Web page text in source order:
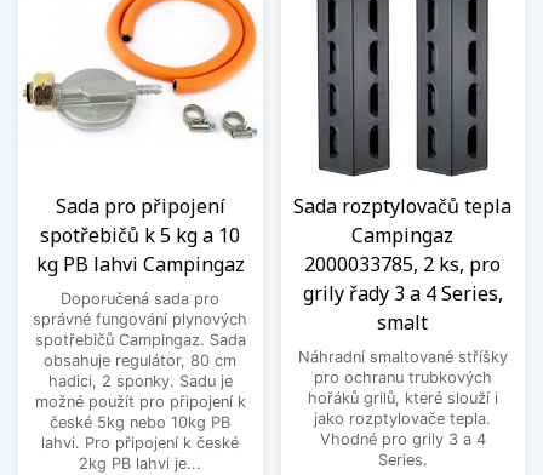
Sada pro připojení
spotřebičů k 5 kg a 10
kg PB lahvi Campingaz
Doporučená sada pro
správné fungování plynových
spotřebičů Campingaz. Sada
obsahuje regulátor, 80 cm
hadici, 2 sponky. Sadu je
možné použít pro připojení k
české 5kg nebo 10kg PB
lahvi. Pro připojení k české
2kg PB lahvi je...
Sada rozptylovačů tepla
Campingaz
2000033785, 2 ks, pro
grily řady 3 a 4 Series,
smalt
Náhradní smaltované stříšky
pro ochranu trubkových
hořáků grilů, které slouží i
jako rozptylovače tepla.
Vhodné pro grily 3 a 4
Series.